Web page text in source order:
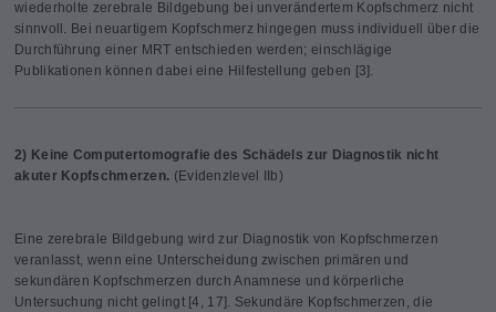
wiederholte zerebrale Bildgebung bei unverändertem Kopfschmerz nicht
sinnvoll. Bei neuartigem Kopfschmerz hingegen muss individuell über die
Durchführung einer MRT entschieden werden; einschlägige
Publikationen können dabei eine Hilfestellung geben [3].
2) Keine Computertomografie des Schädels zur Diagnostik nicht
akuter Kopfschmerzen. (Evidenzlevel IIb)
Eine zerebrale Bildgebung wird zur Diagnostik von Kopfschmerzen
veranlasst, wenn eine Unterscheidung zwischen primären und
sekundären Kopfschmerzen durch Anamnese und körperliche
Untersuchung nicht gelingt [4, 17]. Sekundäre Kopfschmerzen, die